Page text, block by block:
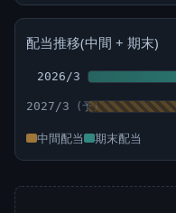
配当推移(中間 + 期末)
2026/3
2027/3
中間配当 期末配当